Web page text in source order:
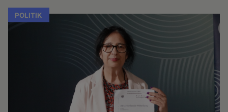
POLITIK